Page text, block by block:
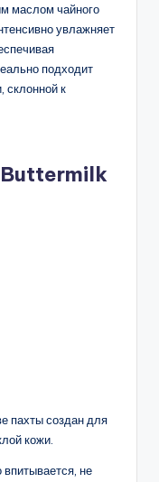
маслом чайного
увлажняет
подходит
склонной к
пахты создан для
кожи.
впитывается, не